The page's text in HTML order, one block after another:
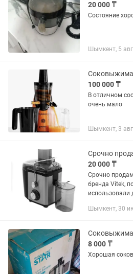
20 000 ₸
Шымкент, 5
100 000 ₸
В отличном
очень мало
Шымкент, 3
Срочно
20 000 ₸
Срочно
бренда Vitek,
использовали
Шымкент, 30
8 000 ₸
Хорошая